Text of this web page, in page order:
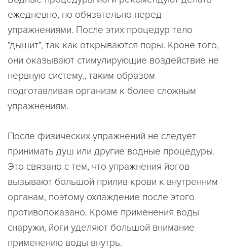
ежедневно, но обязательно перед
упражнениями. После этих процедур тело
"дышит", так как открываются поры. Кроне того,
они оказывают стимулирующие воздействие не
нервную систему., таким образом
подготавливая организм к более сложным
упражнениям.
После физических упражнений не следует
принимать душ или другие водные процедуры.
Это связано с тем, что упражнения йогов
вызывают большой прилив крови к внутренним
органам, поэтому охлаждение после этого
противопоказано. Кроме применения воды
снаружи, йоги уделяют большой внимание
применению воды внутрь.